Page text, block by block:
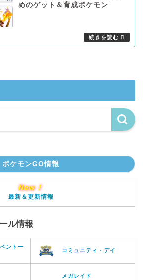
めのゲット＆育成ポケモン
ポケモンGO情報
New！
最新＆更新情報
ル情報
ント一
コミュニティ・デイ
メガレイド